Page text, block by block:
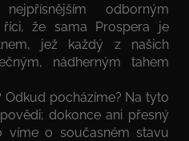
odborným
že sama Prospera je
jež každý z našich
nádherným tahem
Odkud pocházíme? Na tyto
dokonce ani přesný
o současném stavu